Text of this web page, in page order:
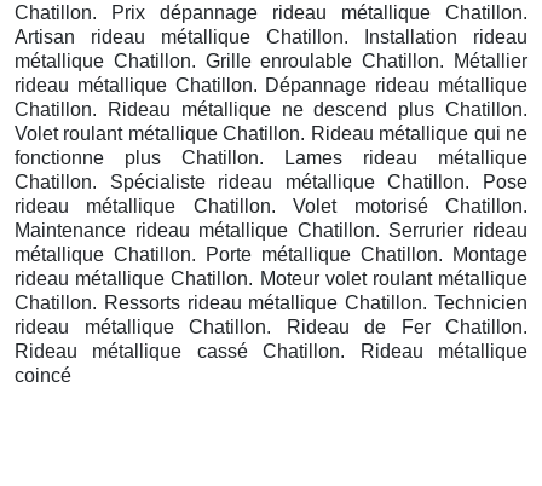
Chatillon. Prix dépannage rideau métallique Chatillon.
Artisan rideau métallique Chatillon. Installation rideau
métallique Chatillon. Grille enroulable Chatillon. Métallier
rideau métallique Chatillon. Dépannage rideau métallique
Chatillon. Rideau métallique ne descend plus Chatillon.
Volet roulant métallique Chatillon. Rideau métallique qui ne
fonctionne plus Chatillon. Lames rideau métallique
Chatillon. Spécialiste rideau métallique Chatillon. Pose
rideau métallique Chatillon. Volet motorisé Chatillon.
Maintenance rideau métallique Chatillon. Serrurier rideau
métallique Chatillon. Porte métallique Chatillon. Montage
rideau métallique Chatillon. Moteur volet roulant métallique
Chatillon. Ressorts rideau métallique Chatillon. Technicien
rideau métallique Chatillon. Rideau de Fer Chatillon.
Rideau métallique cassé Chatillon. Rideau métallique
coincé